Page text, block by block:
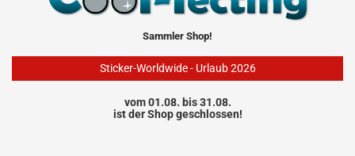
Sammler Shop!
Sticker-Worldwide - Urlaub 2026
vom 01.08. bis 31.08.
ist der Shop geschlossen!